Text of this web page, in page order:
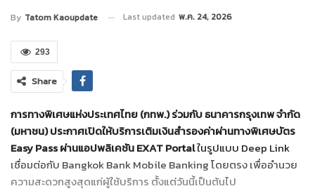
By Tatom Kaoupdate Last updated พ.ค. 24, 2026
293
Share
การทางพิเศษแห่งประเทศไทย (กทพ.) ร่วมกับ ธนาคารกรุงเทพ จำกัด
(มหาชน) ประกาศเปิดให้บริการเติมเงินสำรองค่าผ่านทางพิเศษบัตร
Easy Pass ผ่านแอปพลิเคชัน EXAT Portalในรูปแบบ Deep Link
เชื่อมต่อกับ Bangkok Bank Mobile Banking โดยตรง เพื่ออำนวย
ความสะดวกสูงสุดแก่ผู้ใช้บริการ ตั้งแต่วันนี้เป็นต้นไป